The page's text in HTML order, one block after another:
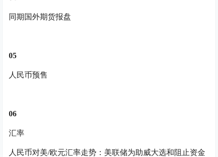
同期国外期货报盘
05
人民币预售
06
汇率
人民币对美/欧元汇率走势：美联储为助威大选和阻止资金